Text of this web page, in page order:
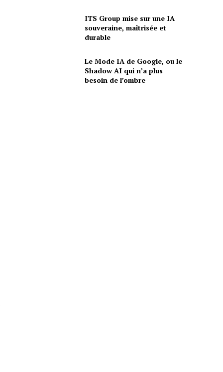
ITS Group mise sur une IA
souveraine, maîtrisée et
durable
Le Mode IA de Google, ou le
Shadow AI qui n’a plus
besoin de l’ombre